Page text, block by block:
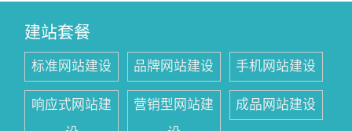
建站套餐
标准网站建设 品牌网站建设 手机网站建设
响应式网站建
营销型网站建
成品网站建设